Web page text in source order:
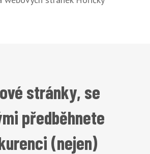
stránky, se
předběhnete
(nejen)